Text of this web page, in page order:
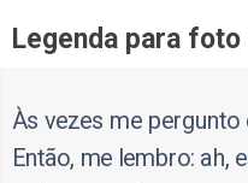
Legenda para
Às vezes me
Então, me lembro: ah,